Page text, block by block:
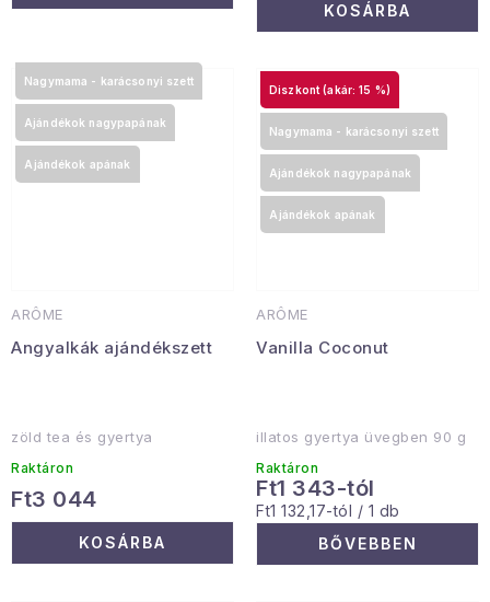
KOSÁRBA
ARÔME
Angyalkák ajándékszett
Nagymama - karácsonyi szett
Ajándékok nagypapának
Ajándékok apának
zöld tea és gyertya
Raktáron
Ft3 044
KOSÁRBA
ARÔME
Vanilla Coconut
(akár: 15 %)
Nagymama - karácsonyi szett
Ajándékok nagypapának
Ajándékok apának
illatos gyertya üvegben 90 g
Raktáron
Ft1 343-tól
Egységár:
Ft1 132,17-tól / 1 db
BŐVEBBEN